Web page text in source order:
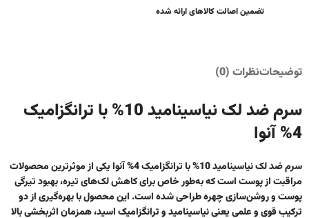
تضمین اصالت کالاهای ارائه شده
توضیحاتنظرات (0)
سرم ضد لک نیاسینامید 10% با ترانگزامیک
4% آنوا
سرم ضد لک نیاسینامید 10% با ترانگزامیک 4% آنوا
یکی از موثرترین محصولات
مراقبت از پوست است که به‌طور خاص برای کاهش لک‌های تیره، بهبود تیرگی
پوست و روشن‌سازی چهره طراحی شده است. این محصول با بهره‌گیری از دو
ترکیب قوی و علمی یعنی نیاسینامید و ترانگزامیک اسید، همزمان اثربخشی بالا